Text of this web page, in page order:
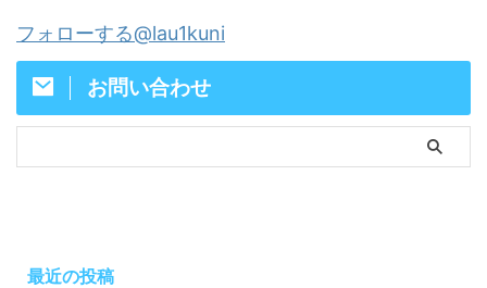
フォローする@lau1kuni
お問い合わせ
最近の投稿